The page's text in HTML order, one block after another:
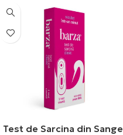
Test de Sarcina din Sange